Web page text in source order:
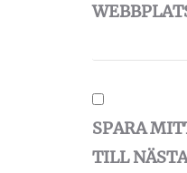
SPARA
TILL